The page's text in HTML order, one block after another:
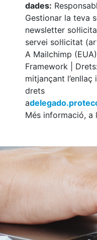
dades:
Gestionar la teva
newsletter
servei sol·licitat
A Mailchimp
Framework |
mitjançant
drets
a
Més informació, a